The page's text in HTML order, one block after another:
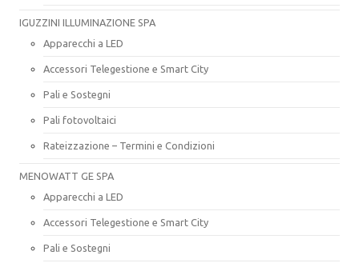
IGUZZINI ILLUMINAZIONE SPA
Apparecchi a LED
Accessori Telegestione e Smart City
Pali e Sostegni
Pali fotovoltaici
Rateizzazione – Termini e Condizioni
MENOWATT GE SPA
Apparecchi a LED
Accessori Telegestione e Smart City
Pali e Sostegni